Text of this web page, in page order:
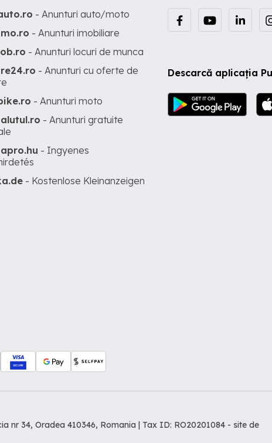
Descarcă aplicația
- Anunturi auto/moto
- Anunturi imobiliare
- Anunturi locuri de munca
- Anunturi cu oferte de
- Anunturi moto
- Anunturi gratuite
- Ingyenes
- Kostenlose Kleinanzeigen
nr 34, Oradea 410346, Romania | Tax ID: RO20201084 - site de